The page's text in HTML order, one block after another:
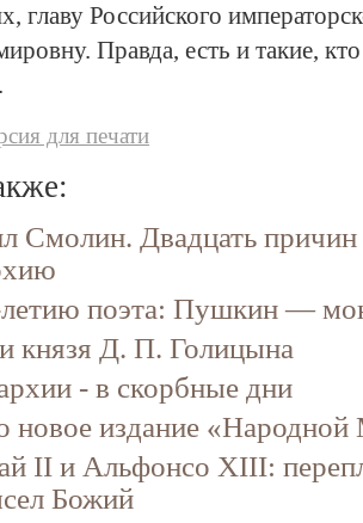
главу Российского
Правда, есть и такие, кто
.
для печати
Смолин. Двадцать причин
поэта: Пушкин —
князя Д. П. Голицына
- в скорбные дни
издание «Народной
II и Альфонсо XIII:
Божий